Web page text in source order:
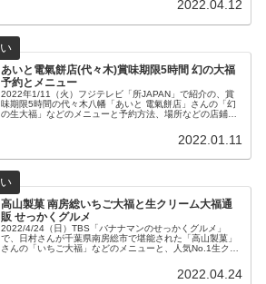
2022.04.12
あいと電氣餅店(代々木)賞味期限5時間 幻の大福
予約とメニュー
2022年1/11（火）フジテレビ「所JAPAN」で紹介の、賞
味期限5時間の代々木八幡「あいと 電氣餅店」さんの「幻
の生大福」などのメニューと予約方法、場所などの店鋪情
2022.01.11
高山製菓 南房総いちご大福と生クリーム大福通
販 せっかくグルメ
2022/4/24（日）TBS「バナナマンのせっかくグルメ」
で、日村さんが千葉県南房総市で堪能された「高山製菓」
さんの「いちご大福」などのメニューと、人気No.1生クリ
2022.04.24